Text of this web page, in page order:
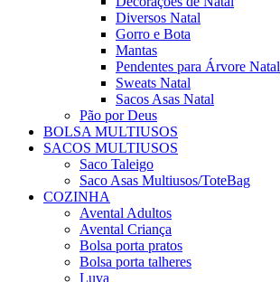
Diversos Natal
Gorro e Bota
Mantas
Pendentes para Árvore Natal
Sweats Natal
Sacos Asas Natal
Pão por Deus
BOLSA MULTIUSOS
SACOS MULTIUSOS
Saco Taleigo
Saco Asas Multiusos/ToteBag
COZINHA
Avental Adultos
Avental Criança
Bolsa porta pratos
Bolsa porta talheres
Luva